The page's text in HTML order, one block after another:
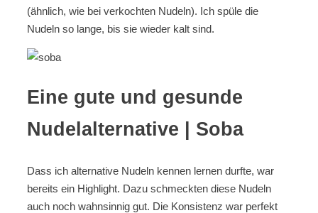
(ähnlich, wie bei verkochten Nudeln). Ich spüle die
Nudeln so lange, bis sie wieder kalt sind.
Eine gute und gesunde
Nudelalternative | Soba
Dass ich alternative Nudeln kennen lernen durfte, war
bereits ein Highlight. Dazu schmeckten diese Nudeln
auch noch wahnsinnig gut. Die Konsistenz war perfekt